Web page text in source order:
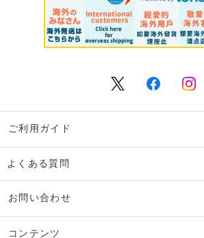
ご利用ガイド
よくある質問
お問い合わせ
コンテンツ